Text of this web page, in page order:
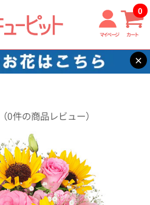
マイページ カート
0
×
【結婚記念日】ひまわりの花束
（0件の商品レビュー）